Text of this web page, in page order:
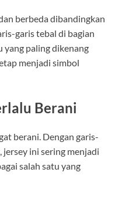
berbeda dibandingkan
garis tebal di bagian
yang paling dikenang
menjadi simbol
Berani
berani. Dengan garis-
ini sering menjadi
salah satu yang